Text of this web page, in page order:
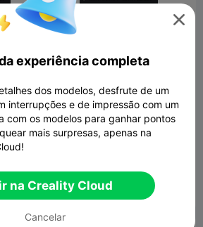
allowed, Prohibition

experiência completa
dos modelos, desfrute de um
interrupções e de impressão com um
com os modelos para ganhar pontos
mais surpresas, apenas na
na Creality Cloud
Cancelar